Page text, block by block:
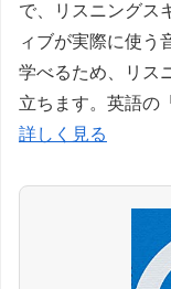
で、リスニングス
ィブが実際に使う
学べるため、リス
立ちます。英語の
詳しく見る